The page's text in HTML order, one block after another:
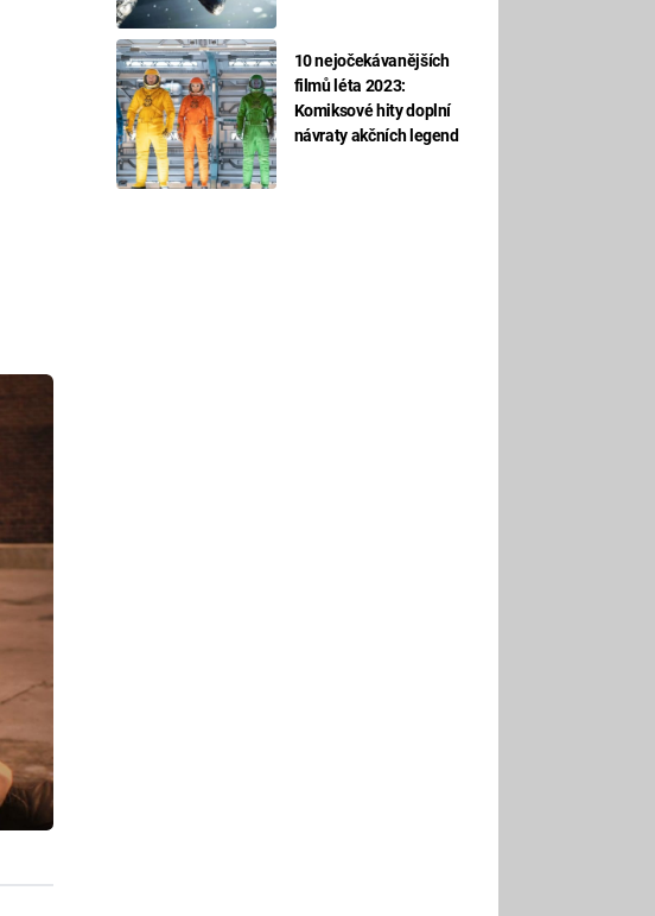
10 nejočekávanějších
filmů léta 2023:
Komiksové hity doplní
návraty akčních legend